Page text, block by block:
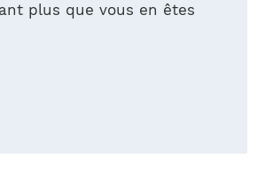
plus que vous en êtes